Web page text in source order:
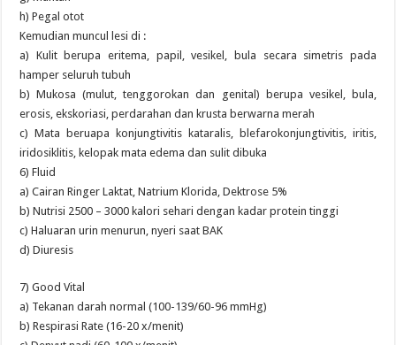
h) Pegal otot
Kemudian muncul lesi di :
a) Kulit berupa eritema, papil, vesikel, bula secara simetris pada
hamper seluruh tubuh
b) Mukosa (mulut, tenggorokan dan genital) berupa vesikel, bula,
erosis, ekskoriasi, perdarahan dan krusta berwarna merah
c) Mata beruapa konjungtivitis kataralis, blefarokonjungtivitis, iritis,
iridosiklitis, kelopak mata edema dan sulit dibuka
6) Fluid
a) Cairan Ringer Laktat, Natrium Klorida, Dektrose 5%
b) Nutrisi 2500 – 3000 kalori sehari dengan kadar protein tinggi
c) Haluaran urin menurun, nyeri saat BAK
d) Diuresis
7) Good Vital
a) Tekanan darah normal (100-139/60-96 mmHg)
b) Respirasi Rate (16-20 x/menit)